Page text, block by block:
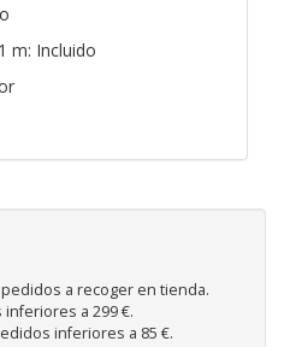
m: Incluido
a recoger en tienda.
a 299 €.
inferiores a 85 €.